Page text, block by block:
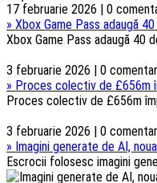
17 februarie 2026 | 0
» Xbox Game Pass adaugă
Xbox Game Pass adaugă 40
3 februarie 2026 | 0
» Proces colectiv de £656m
Proces colectiv de £656m
3 februarie 2026 | 0
» Imagini generate de AI,
Escrocii folosesc imagini